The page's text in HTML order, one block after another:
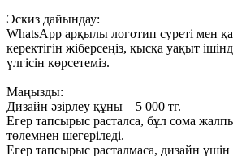
Эскиз дайындау:
WhatsApp арқылы логотип суреті мен
керектігін жіберсеңіз, қысқа уақыт
үлгісін көрсетеміз.
Маңызды:
Дизайн әзірлеу құны – 5 000 тг.
Егер тапсырыс расталса, бұл сома
төлемнен шегеріледі.
Егер тапсырыс расталмаса, дизайн үшін